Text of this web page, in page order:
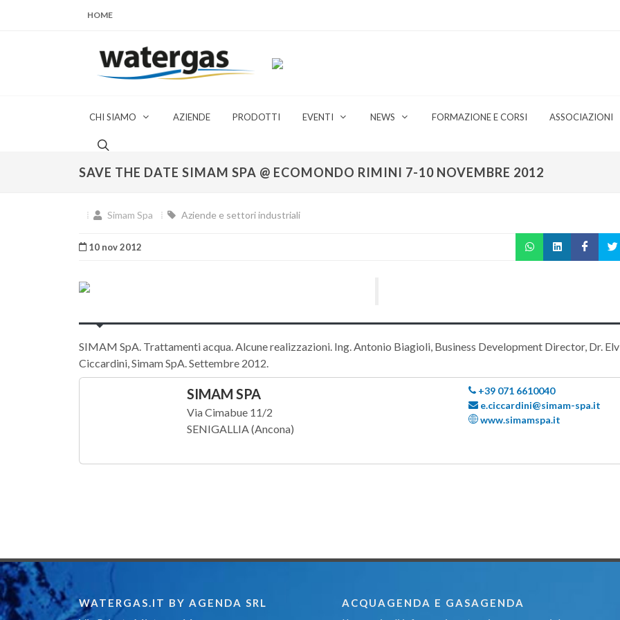
HOME
CHI SIAMO AZIENDE PRODOTTI EVENTI NEWS FORMAZIONE E CORSI ASSOCIAZIONI
SAVE THE DATE SIMAM SPA @ ECOMONDO RIMINI 7-10 NOVEMBRE 2012
Simam Spa Aziende e settori industriali
10 nov 2012
SIMAM SpA. Trattamenti acqua. Alcune realizzazioni. Ing. Antonio Biagioli, Business Development Director, Dr.
Ciccardini, Simam SpA. Settembre 2012.
SIMAM SPA
Via Cimabue 11/2
SENIGALLIA (Ancona)
+39 071 6610040
e.ciccardini@simam-spa.it
www.simamspa.it
WATERGAS.IT BY AGENDA SRL ACQUAGENDA E GASAGENDA